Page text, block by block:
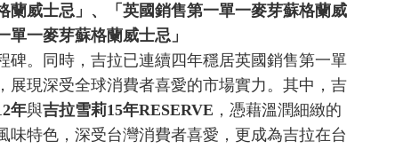
蘭威士忌」、「英國銷售第一單一麥芽蘇格蘭威
一麥芽蘇格蘭威士忌」
碑。同時，吉拉已連續四年穩居英國銷售第一單
，展現深受全球消費者喜愛的市場實力。其中，吉
年與吉拉雪莉15年RESERVE ，憑藉溫潤細緻的
味特色，深受台灣消費者喜愛，更成為吉拉在台